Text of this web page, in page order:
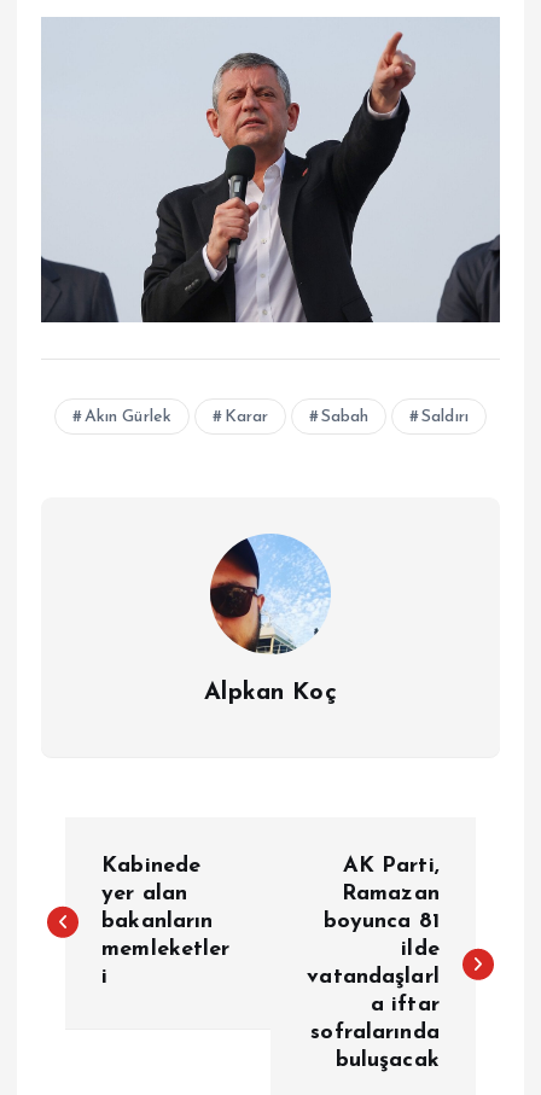
Akın Gürlek Karar Sabah Saldırı
Alpkan Koç
a
Kabinede
yer alan
bakanların
memleketler
i
AK Parti,
Ramazan
boyunca 81
ilde
vatandaşlarl
a iftar
sofralarında
buluşacak